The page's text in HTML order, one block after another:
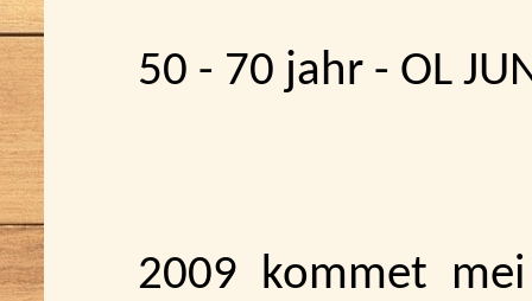
50 - 70 jahr - OL
2009 kommet